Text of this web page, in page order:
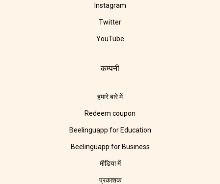
Instagram
Twitter
YouTube
कम्पनी
हमारे बारे में
Redeem coupon
Beelinguapp for Education
Beelinguapp for Business
मीडिया में
प्रकाशक